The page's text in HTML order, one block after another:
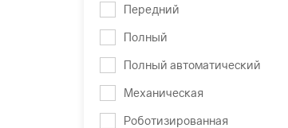
Передний
Полный
Полный автоматический
Механическая
Роботизированная